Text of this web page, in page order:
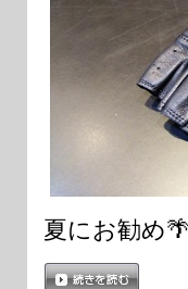
夏にお勧め